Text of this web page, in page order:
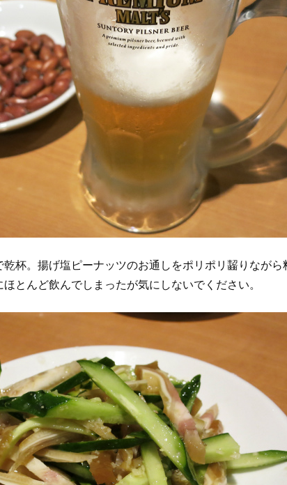
杯。揚げ塩ピーナッツのお通しをポリポリ齧りながら
とんど飲んでしまったが気にしないでください。